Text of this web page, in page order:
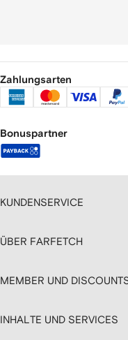
Zahlungsarten
Bonuspartner
KUNDENSERVICE
ÜBER FARFETCH
MEMBER UND
INHALTE UND SERVICES